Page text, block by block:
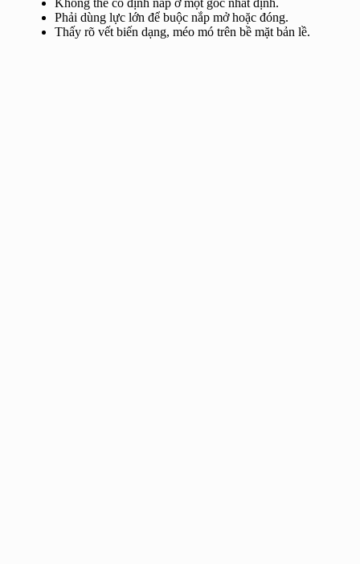
Phải dùng lực lớn để buộc nắp mở hoặc đóng.
Thấy rõ vết biến dạng, méo mó trên bề mặt bản lề.